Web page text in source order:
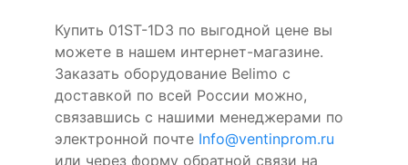
Купить 01ST-1D3 по выгодной цене вы
можете в нашем интернет-магазине.
Заказать оборудование Belimo с
доставкой по всей России можно,
связавшись с нашими менеджерами по
электронной почте Info@ventinprom.ru
или через форму обратной связи на